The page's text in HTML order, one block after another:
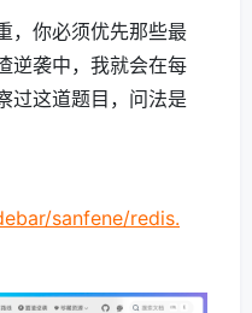
，你必须优先那些最
逆袭中，我就会在每
过这道题目，问法是
sanfene/redis.